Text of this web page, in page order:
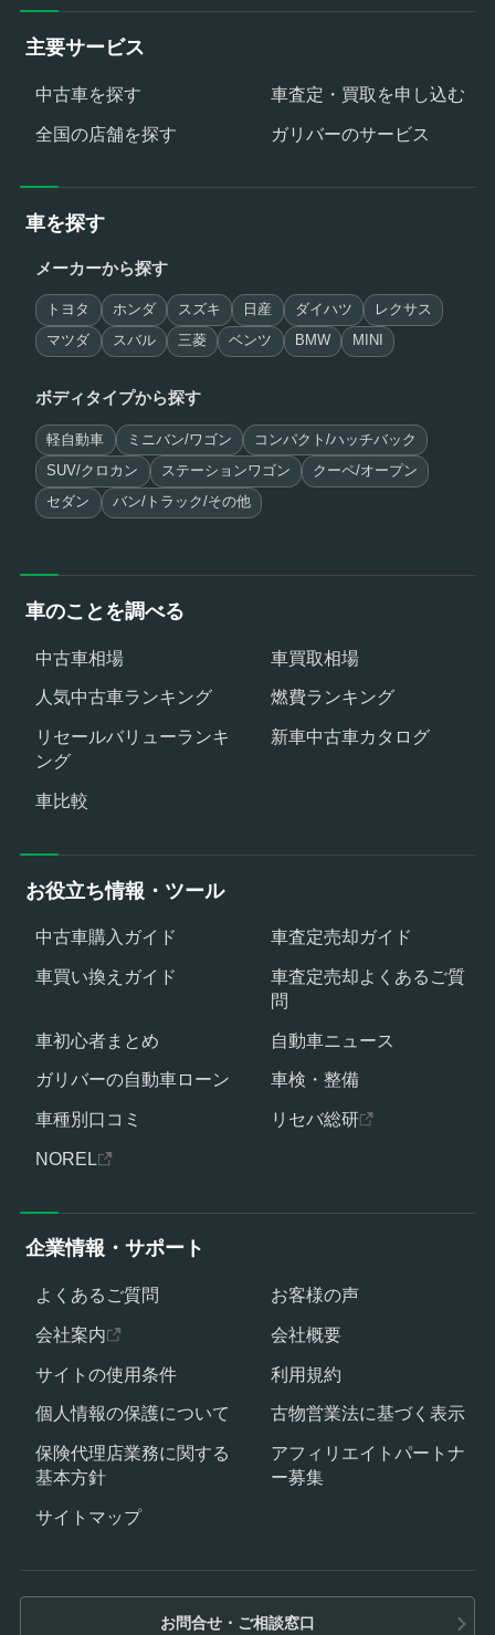
主要サービス
中古車を探す
車査定・買取を申し込む
全国の店舗を探す
ガリバーのサービス
車を探す
メーカーから探す
トヨタ ホンダ スズキ 日産 ダイハツ レクサス
マツダ スバル 三菱 ベンツ BMW MINI
ボディタイプから探す
軽自動車 ミニバン/ワゴン コンパクト/ハッチバック
SUV/クロカン ステーションワゴン クーペ/オープン
セダン バン/トラック/その他
車のことを調べる
中古車相場
車買取相場
人気中古車ランキング
燃費ランキング
リセールバリューランキ
ング
新車中古車カタログ
車比較
お役立ち情報・ツール
中古車購入ガイド
車査定売却ガイド
車買い換えガイド
車査定売却よくあるご質
問
車初心者まとめ
自動車ニュース
ガリバーの自動車ローン
車検・整備
車種別口コミ
リセバ総研
NOREL
お問合せ・ご相談窓口
企業情報・サポート
よくあるご質問
お客様の声
会社案内
会社概要
サイトの使用条件
利用規約
個人情報の保護について
古物営業法に基づく表示
保険代理店業務に関する
基本方針
アフィリエイトパートナ
ー募集
サイトマップ